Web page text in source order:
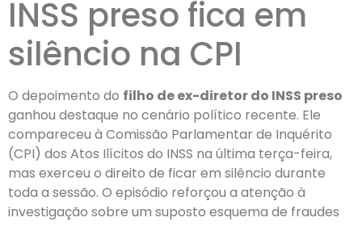
INSS preso fica em
silêncio na CPI
O depoimento do filho de ex-diretor do INSS preso
ganhou destaque no cenário político recente. Ele
compareceu à Comissão Parlamentar de Inquérito
(CPI) dos Atos Ilícitos do INSS na última terça-feira,
mas exerceu o direito de ficar em silêncio durante
toda a sessão. O episódio reforçou a atenção à
investigação sobre um suposto esquema de fraudes